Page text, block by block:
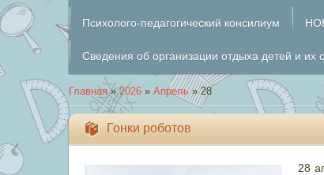
Психолого-педагогический консилиум
Сведения об организации отдыха детей и их
Главная»2026 » Апрель » 28
Гонки роботов
28